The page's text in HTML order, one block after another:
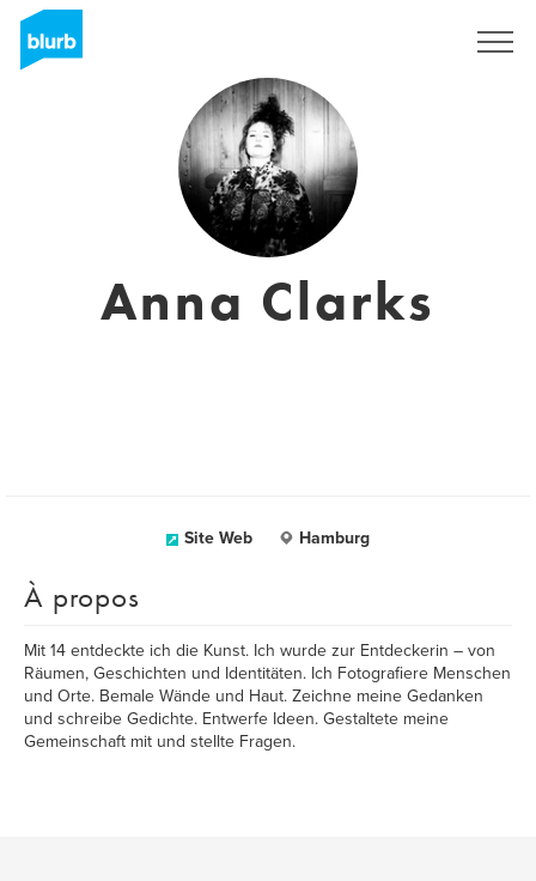
Anna Clarks
Site Web Hamburg
À propos
Mit 14 entdeckte ich die Kunst. Ich wurde zur Entdeckerin – von
Räumen, Geschichten und Identitäten.⁠ Ich Fotografiere Menschen
und Orte. Bemale Wände und Haut. Zeichne meine Gedanken
und schreibe Gedichte. Entwerfe Ideen. Gestaltete meine
Gemeinschaft mit und stellte Fragen.⁠